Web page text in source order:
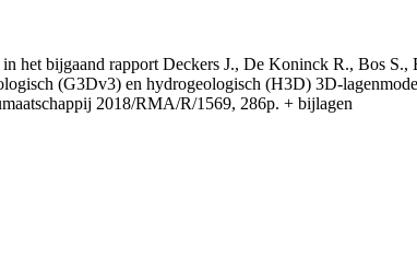
in het bijgaand rapport Deckers J., De Koninck R., Bos
(G3Dv3) en hydrogeologisch (H3D) 3D-
2018/RMA/R/1569, 286p. + bijlagen